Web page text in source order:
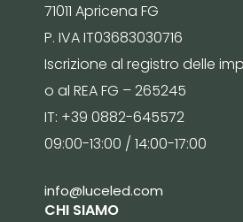
71011 Apricena FG
P. IVA IT03683030716
Iscrizione al registro delle
o al REA FG – 265245
IT: +39 0882-645572
09:00-13:00 / 14:00-17:00
info@luceled.com
CHI SIAMO